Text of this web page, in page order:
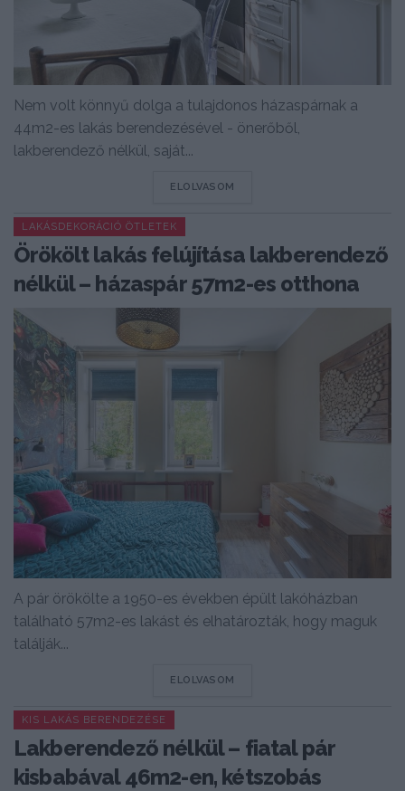
Nem volt könnyű dolga a tulajdonos házaspárnak a
44m2-es lakás berendezésével - önerőből,
lakberendező nélkül, saját...
ELOLVASOM
LAKÁSDEKORÁCIÓ ÖTLETEK
Örökölt lakás felújítása lakberendező
nélkül – házaspár 57m2-es otthona
A pár örökölte a 1950-es években épült lakóházban
található 57m2-es lakást és elhatározták, hogy maguk
találják...
ELOLVASOM
KIS LAKÁS BERENDEZÉSE
Lakberendező nélkül – fiatal pár
kisbabával 46m2-en, kétszobás